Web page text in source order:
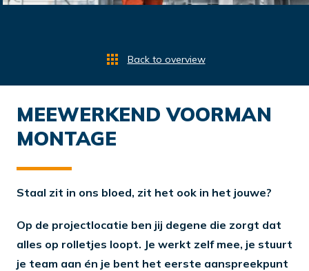
Back to overview
MEEWERKEND VOORMAN
MONTAGE
Staal zit in ons bloed, zit het ook in het jouwe?
Op de projectlocatie ben jij degene die zorgt dat
alles op rolletjes loopt. Je werkt zelf mee, je stuurt
je team aan én je bent het eerste aanspreekpunt